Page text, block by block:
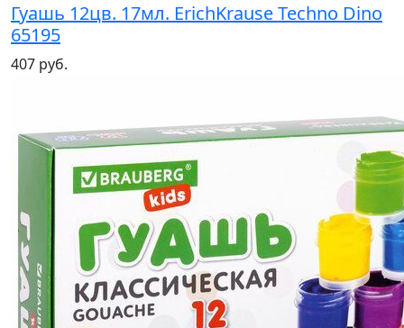
Гуашь 12цв. 17мл. ErichKrause Techno Dino
65195
407 руб.